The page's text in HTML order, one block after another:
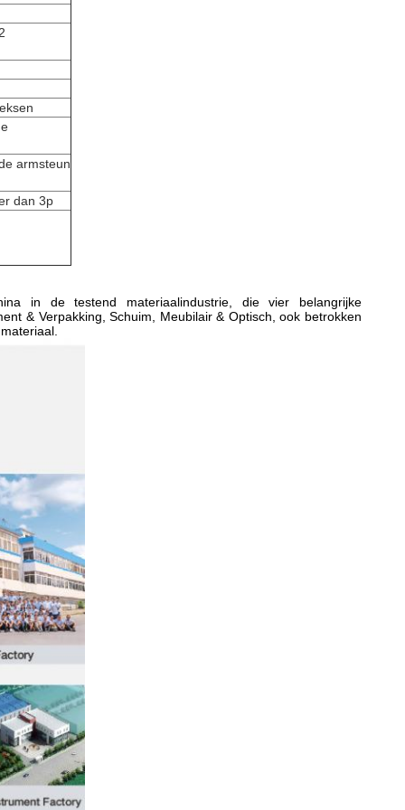
armsteun
dan 3p
in de testend materiaalindustrie, die vier belangrijke
& Verpakking, Schuim, Meubilair & Optisch, ook betrokken